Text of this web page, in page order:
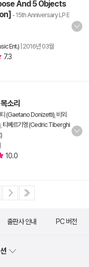
And 5 Objects
- 15th Anniversary LP E
Ent.) 2016년 03월
7.3
소리
(Gaetano Donizetti) 비외
티베르기엥 (Cedric Tiberghi
10.0
출판사 안내 PC 버전